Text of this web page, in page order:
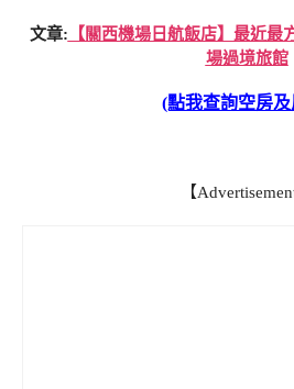
文章: 【關西機場日航飯店】最近最
場過境旅館
(點我查詢空房
【Advertisement